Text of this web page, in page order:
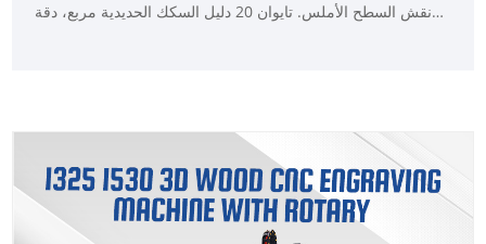
نقش السطح الأملس. تايوان 20 دليل السكك الحديدية مربع، دقة